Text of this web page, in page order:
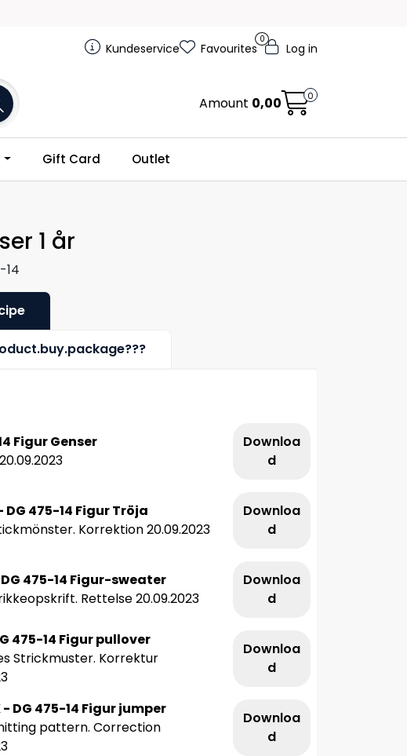
Kundeservice
0
Favourites Log in
Amount 0,00 0
Gift Card Outlet
1 år
14
Figur Genser
Downloa
d
DG 475-14 Figur Tröja
Korrektion 20.09.2023
Downloa
d
DG 475-14 Figur-sweater
Rettelse 20.09.2023
Downloa
d
475-14 Figur pullover
Strickmuster. Korrektur
Downloa
d
- DG 475-14 Figur jumper
pattern. Correction
Downloa
d